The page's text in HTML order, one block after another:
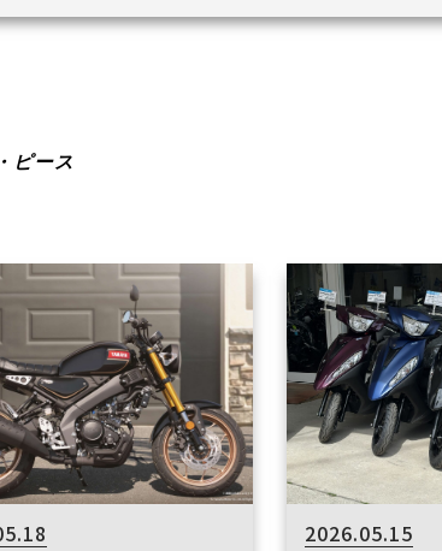
ピース
2026.05.15